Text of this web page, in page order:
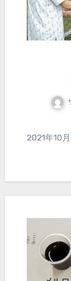
2021年10月5日、郡山市フィールドではふく